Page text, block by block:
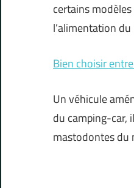
certains
l’alimentation
Bien choisir
Un véhicule
du camping-car,
mastodontes du